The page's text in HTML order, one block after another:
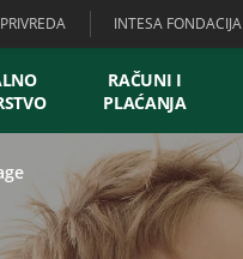
PRIVREDA INTESA FONDACIJA
RAČUNI I
PLAĆANJA